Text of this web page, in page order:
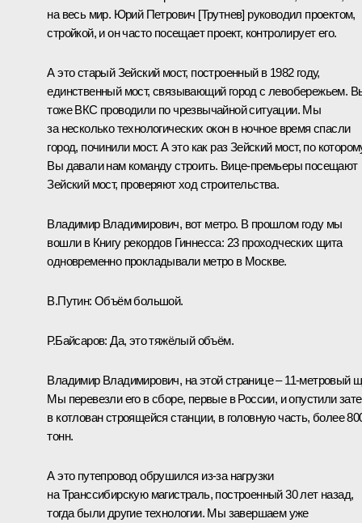
на весь мир. Юрий Петрович [Трутнев] руководил проектом,
стройкой, и он часто посещает проект, контролирует его.
А это старый Зейский мост, построенный в 1982 году,
единственный мост, связывающий город с левобережьем.
тоже ВКС проводили по чрезвычайной ситуации. Мы
за несколько технологических окон в ночное время спасли
город, починили мост. А это как раз Зейский мост, по
Вы давали нам команду строить. Вице-премьеры посещают
Зейский мост, проверяют ход строительства.
Владимир Владимирович, вот метро. В прошлом году мы
вошли в Книгу рекордов Гиннесса: 23 проходческих щита
одновременно прокладывали метро в Москве.
В.Путин: Объём большой.
Р.Байсаров: Да, это тяжёлый объём.
Владимир Владимирович, на этой странице – 11-метровый
Мы перевезли его в сборе, первые в России, и опустили
в котлован строящейся станции, в головную часть, более
тонн.
А это путепровод обрушился из-за нагрузки
на Транссибирскую магистраль, построенный 30 лет назад,
тогда были другие технологии. Мы завершаем уже